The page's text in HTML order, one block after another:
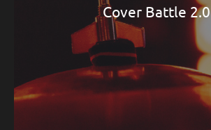
Cover Battle 2.0